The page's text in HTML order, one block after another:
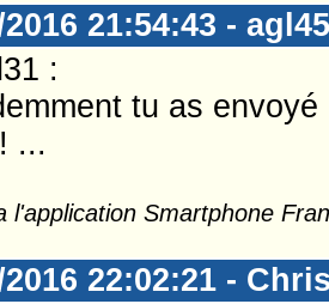
21:54:43 - agl45
:
tu as
...
l'application Smartphone
2016 22:02:21 -